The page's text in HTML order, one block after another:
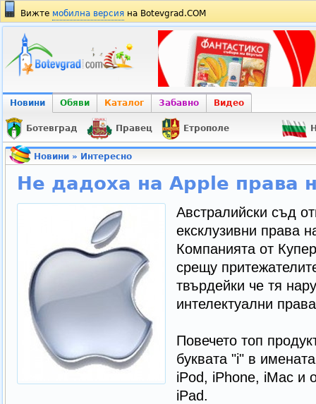
Вижте мобилна версия на Botevgrad.COM
Новини Обяви Каталог Забавно Видео
Ботевград Правец Етрополе
Новини» Интересно
Не дадоха на Apple права
Австралийски съд
ексклузивни права
Компанията от
срещу
твърдейки че тя
интелектуални
Повечето топ
буквата "i" в
iPod, iPhone, iMac и
iPad.